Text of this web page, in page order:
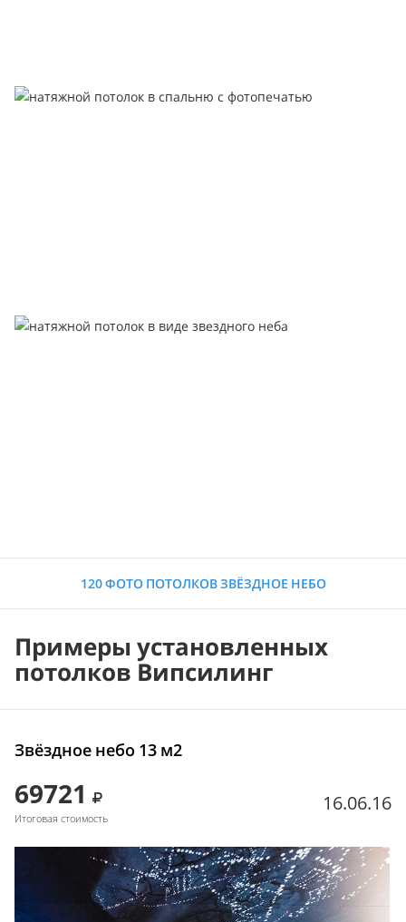
120 ФОТО ПОТОЛКОВ ЗВЁЗДНОЕ НЕБО
Примеры установленных
потолков Випсилинг
Звёздное небо 13 м2
69721
Итоговая стоимость
16.06.16